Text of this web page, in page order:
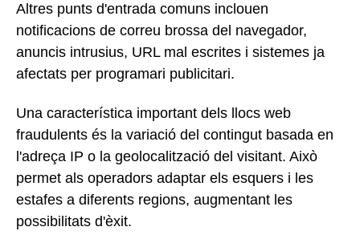
Altres punts d'entrada comuns inclouen
notificacions de correu brossa del navegador,
anuncis intrusius, URL mal escrites i sistemes ja
afectats per programari publicitari.
Una característica important dels llocs web
fraudulents és la variació del contingut basada en
l'adreça IP o la geolocalització del visitant. Això
permet als operadors adaptar els esquers i les
estafes a diferents regions, augmentant les
possibilitats d'èxit.